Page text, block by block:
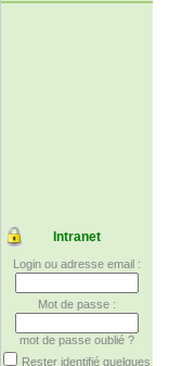
Intranet
Login ou adresse email :
Mot de passe :
mot de passe oublié ?
Rester identifié quelques